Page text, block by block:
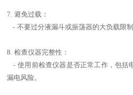
7. 避免过载：
- 不要过分液漏斗或振荡器的大负载限制
8. 检查仪器完整性：
- 使用前检查仪器是否正常工作，包括
漏电风险。